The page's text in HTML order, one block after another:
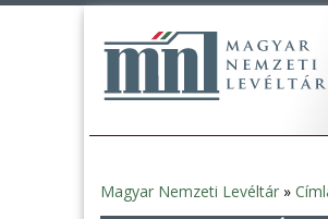
Jelenlegi
Magyar Nemzeti Levéltár »